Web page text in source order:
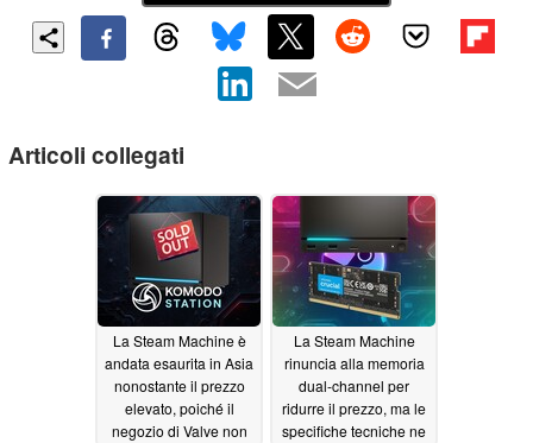
Articoli collegati
La Steam Machine è
andata esaurita in Asia
nonostante il prezzo
elevato, poiché il
negozio di Valve non
La Steam Machine
rinuncia alla memoria
dual-channel per
ridurre il prezzo, ma le
specifiche tecniche ne